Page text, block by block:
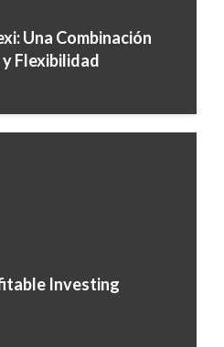
Una Combinación
Flexibilidad
Investing